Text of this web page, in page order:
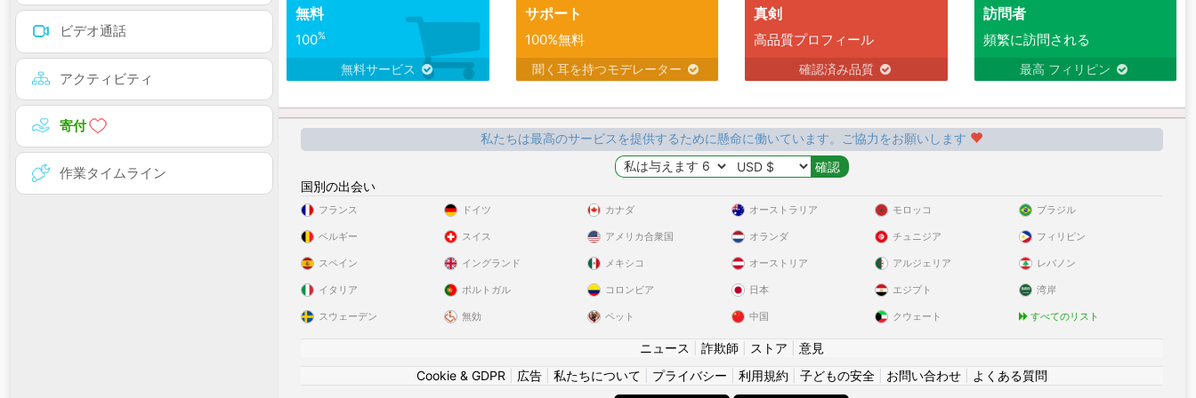
ビデオ通話
アクティビティ
寄付
作業タイムライン
無料
100%
無料サービス
サポート
100%無料
聞く耳を持つモデレーター
真剣
高品質プロフィール
確認済み品質
訪問者
頻繁に訪問される
最高 フィリピン
私たちは最高のサービスを提供するために懸命に働いています。ご協力をお願いします
国別の出会い
フランス
ベルギー
スペイン
イタリア
スウェーデン
ドイツ
スイス
イングランド
ポルトガル
無効
カナダ
アメリカ合衆国
メキシコ
コロンビア
ペット
オーストラリア
オランダ
オーストリア
日本
中国
モロッコ
チュニジア
アルジェリア
エジプト
クウェート
ブラジル
フィリピン
レバノン
湾岸
すべてのリスト
ニュース 詐欺師 ストア
意見
Cookie & GDPR
広告| 私たちについて プライバシー 利用規約 子どもの安全| お問い合わせ| よくある質問